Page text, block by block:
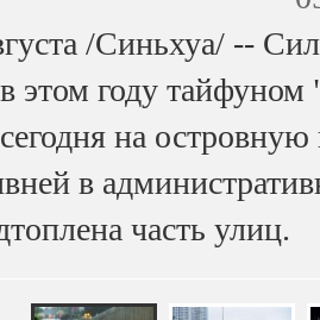
/Синьхуа/ --
этом году
на
в
часть улиц.